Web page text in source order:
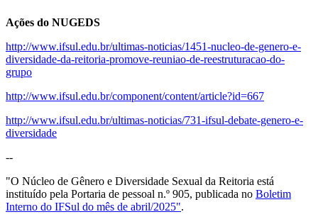
Ações do NUGEDS
http://www.ifsul.edu.br/ultimas-noticias/1451-nucleo-de-genero-e-
diversidade-da-reitoria-promove-reuniao-de-reestruturacao-do-
grupo
http://www.ifsul.edu.br/component/content/article?id=667
http://www.ifsul.edu.br/ultimas-noticias/731-ifsul-debate-genero-e-
diversidade
--
"O Núcleo de Gênero e Diversidade Sexual da Reitoria está
instituído pela Portaria de pessoal n.º 905, publicada no Boletim
Interno do IFSul do mês de abril/2025".